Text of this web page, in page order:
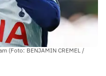
(Foto: BENJAMIN CREMEL /